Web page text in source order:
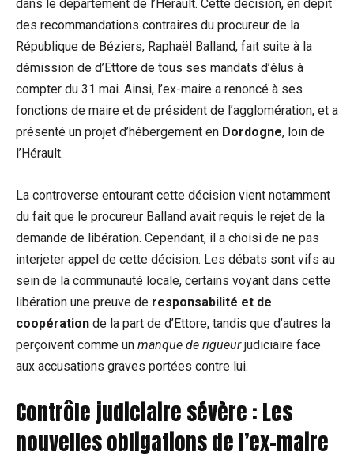
dans le département de l’Hérault. Cette décision, en dépit
des recommandations contraires du procureur de la
République de Béziers, Raphaël Balland, fait suite à la
démission de d’Ettore de tous ses mandats d’élus à
compter du 31 mai. Ainsi, l’ex-maire a renoncé à ses
fonctions de maire et de président de l’agglomération, et a
présenté un projet d’hébergement en Dordogne, loin de
l’Hérault.
La controverse entourant cette décision vient notamment
du fait que le procureur Balland avait requis le rejet de la
demande de libération. Cependant, il a choisi de ne pas
interjeter appel de cette décision. Les débats sont vifs au
sein de la communauté locale, certains voyant dans cette
libération une preuve de responsabilité et de
coopération de la part de d’Ettore, tandis que d’autres la
perçoivent comme un manque de rigueurjudiciaire face
aux accusations graves portées contre lui.
Contrôle judiciaire sévère : Les
nouvelles obligations de l’ex-maire